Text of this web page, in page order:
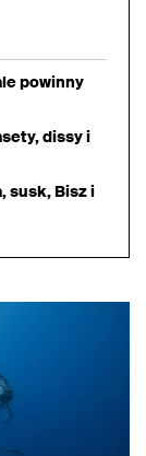
powinny
dissy i
susk, Bisz i